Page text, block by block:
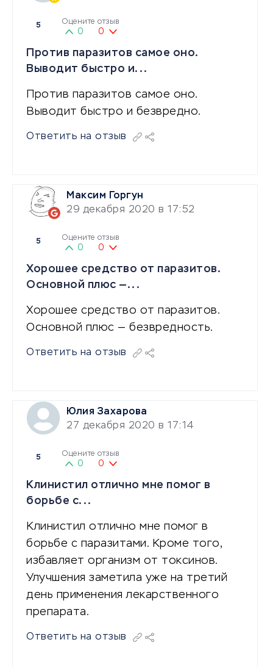
5 Оцените отзыв
0 0
Против паразитов самое оно.
Выводит быстро и...
Против паразитов самое оно.
Выводит быстро и безвредно.
Ответить на отзыв
Максим Горгун
29 декабря 2020 в 17:52
5 Оцените отзыв
0 0
Хорошее средство от паразитов.
Основной плюс —...
Хорошее средство от паразитов.
Основной плюс — безвредность.
Ответить на отзыв
Юлия Захарова
27 декабря 2020 в 17:14
5 Оцените отзыв
0 0
Клинистил отлично мне помог в
борьбе с...
Клинистил отлично мне помог в
борьбе с паразитами. Кроме того,
избавляет организм от токсинов.
Улучшения заметила уже на третий
день применения лекарственного
препарата.
Ответить на отзыв